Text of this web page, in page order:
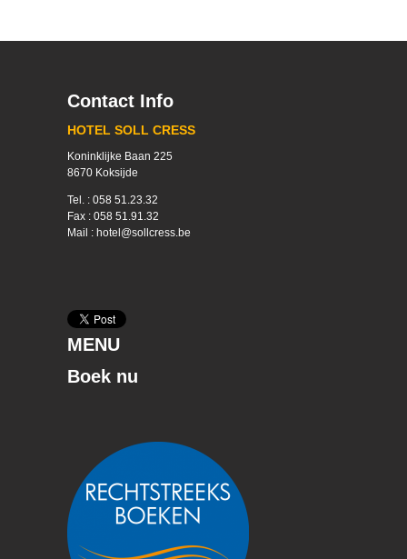
Contact Info
HOTEL SOLL CRESS
Koninklijke Baan 225
8670 Koksijde
Tel. : 058 51.23.32
Fax : 058 51.91.32
Mail : hotel@sollcress.be
MENU
Boek nu